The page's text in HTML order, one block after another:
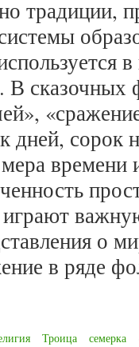
традиции,
в
В сказочных
дней, сорок
времени
о
в ряде
Троица семерка